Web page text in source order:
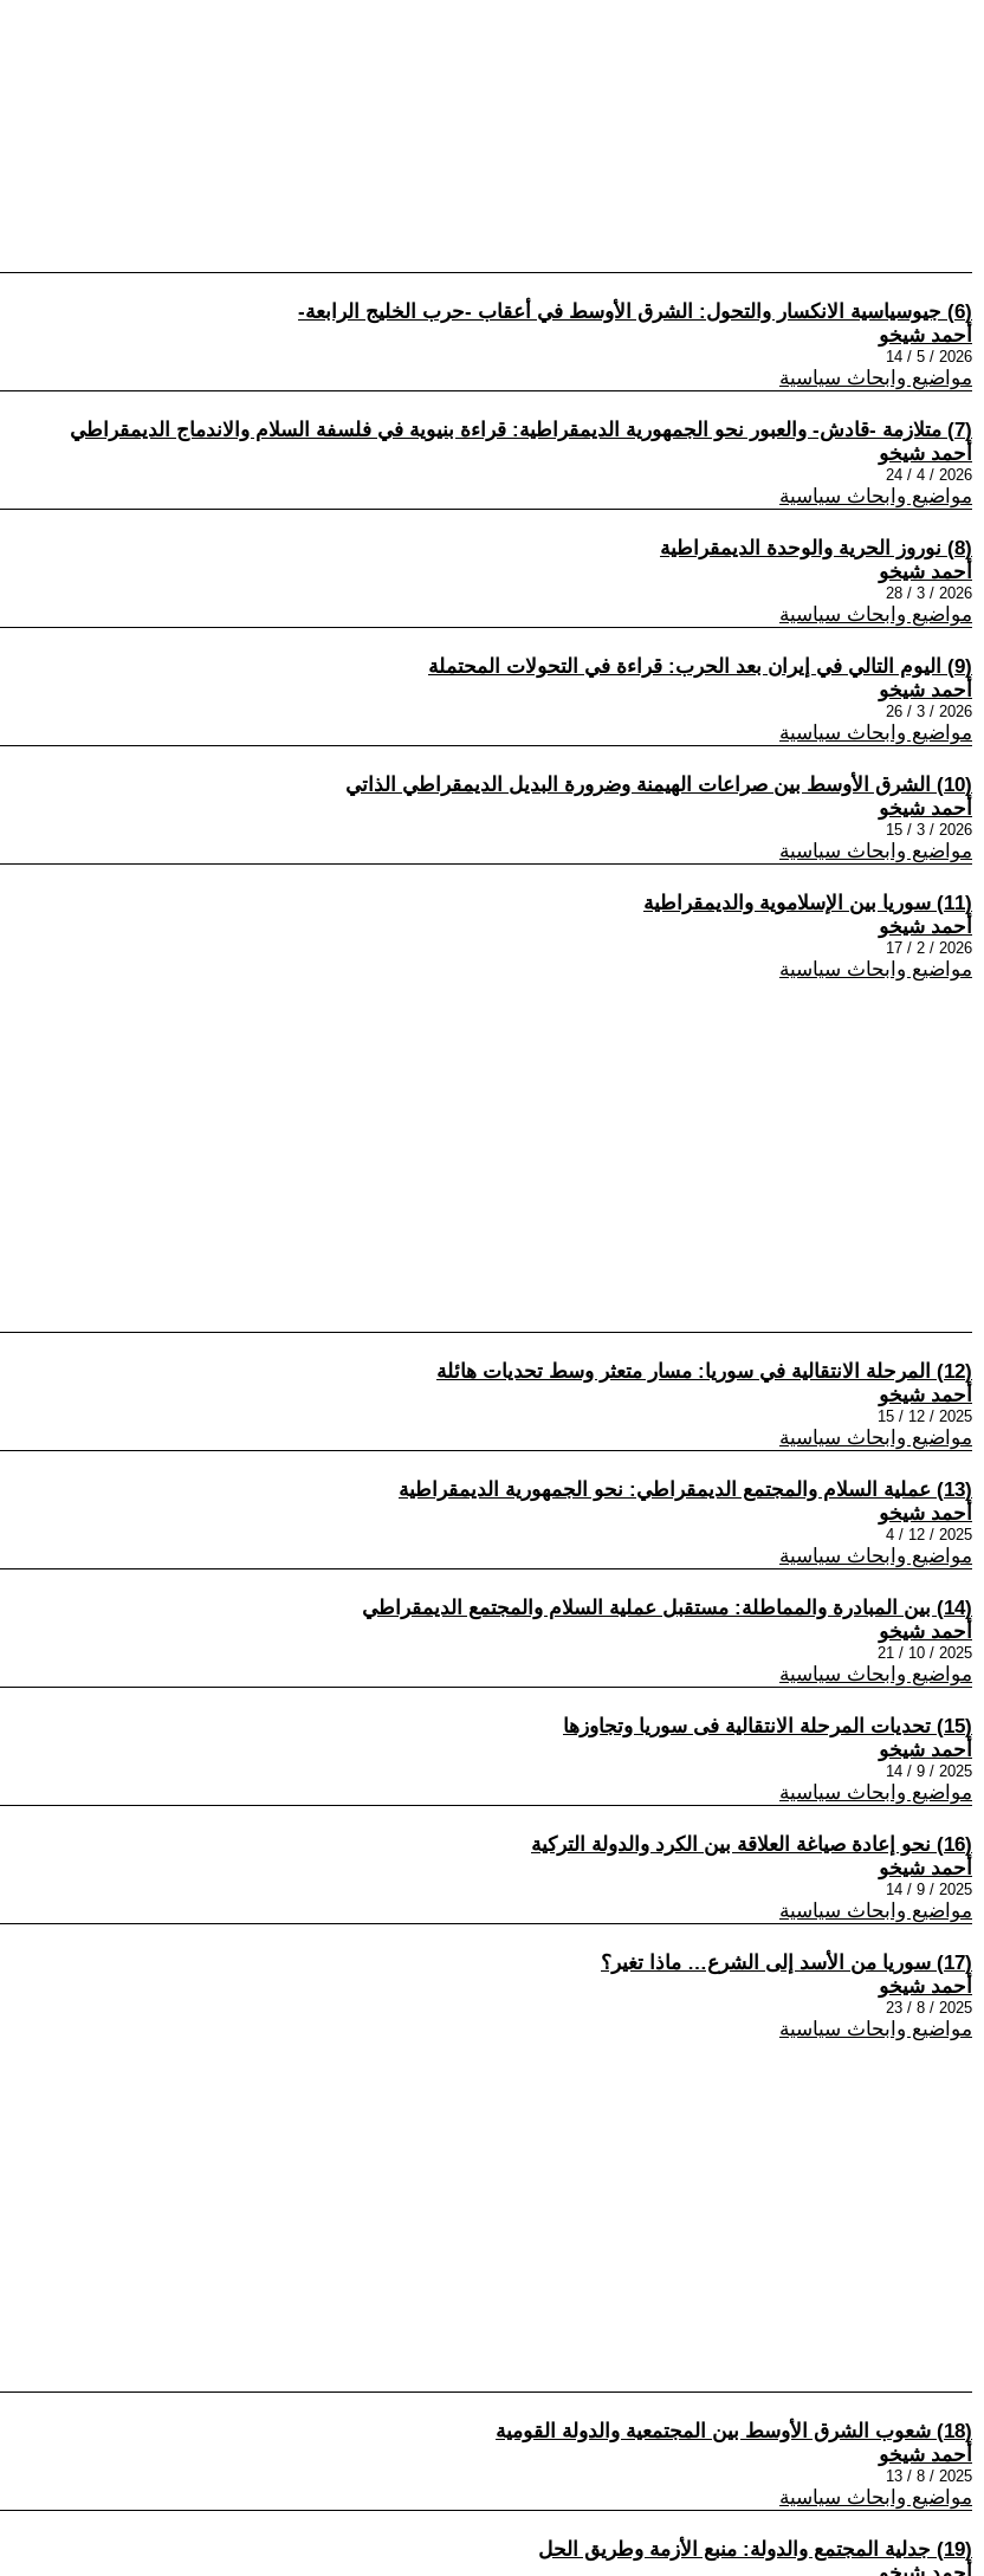
(6) جيوسياسية الانكسار والتحول: الشرق الأوسط في أعقاب -حرب الخليج الرابعة-
أحمد شيخو
2026 / 5 / 14
مواضيع وابحاث سياسية
(7) متلازمة -قادش- والعبور نحو الجمهورية الديمقراطية: قراءة بنيوية في فلسفة السلام والاندماج الديمقراطي
أحمد شيخو
2026 / 4 / 24
مواضيع وابحاث سياسية
(8) نوروز الحرية والوحدة الديمقراطية
أحمد شيخو
2026 / 3 / 28
مواضيع وابحاث سياسية
(9) اليوم التالي في إيران بعد الحرب: قراءة في التحولات المحتملة
أحمد شيخو
2026 / 3 / 26
مواضيع وابحاث سياسية
(10) الشرق الأوسط بين صراعات الهيمنة وضرورة البديل الديمقراطي الذاتي
أحمد شيخو
2026 / 3 / 15
مواضيع وابحاث سياسية
(11) سوريا بين الإسلاموية والديمقراطية
أحمد شيخو
2026 / 2 / 17
مواضيع وابحاث سياسية
(12) المرحلة الانتقالية في سوريا: مسار متعثر وسط تحديات هائلة
أحمد شيخو
2025 / 12 / 15
مواضيع وابحاث سياسية
(13) عملية السلام والمجتمع الديمقراطي: نحو الجمهورية الديمقراطية
أحمد شيخو
2025 / 12 / 4
مواضيع وابحاث سياسية
(14) بين المبادرة والمماطلة: مستقبل عملية السلام والمجتمع الديمقراطي
أحمد شيخو
2025 / 10 / 21
مواضيع وابحاث سياسية
(15) تحديات المرحلة الانتقالية فى سوريا وتجاوزها
أحمد شيخو
2025 / 9 / 14
مواضيع وابحاث سياسية
(16) نحو إعادة صياغة العلاقة بين الكرد والدولة التركية
أحمد شيخو
2025 / 9 / 14
مواضيع وابحاث سياسية
(17) سوريا من الأسد إلى الشرع… ماذا تغير؟
أحمد شيخو
2025 / 8 / 23
مواضيع وابحاث سياسية
(18) شعوب الشرق الأوسط بين المجتمعية والدولة القومية
أحمد شيخو
2025 / 8 / 13
مواضيع وابحاث سياسية
(19) جدلية المجتمع والدولة: منبع الأزمة وطريق الحل